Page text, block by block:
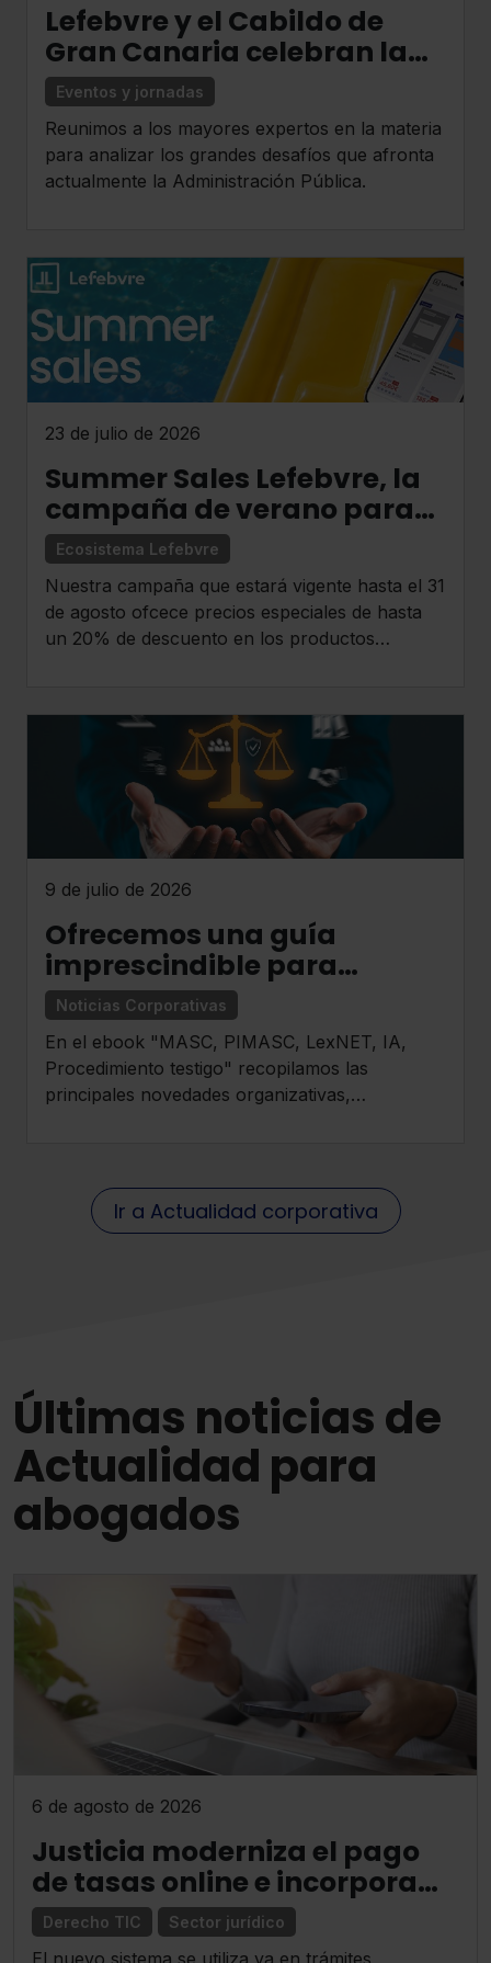
Lefebvre y el Cabildo de
Gran Canaria celebran la
primera edición del
Congreso Nacional de
Gestión Pública
Eventos y jornadas
Reunimos a los mayores expertos en la materia
para analizar los grandes desafíos que afronta
actualmente la Administración Pública.
23 de julio de 2026
Summer Sales Lefebvre, la
campaña de verano para
los productos electrónicos
Ecosistema Lefebvre
Nuestra campaña que estará vigente hasta el 31
de agosto ofcece precios especiales de hasta
un 20% de descuento en los productos
9 de julio de 2026
Ofrecemos una guía
imprescindible para
entender el impacto de la
LO 1/2025 en la
transformación del sistema
judicial
Noticias Corporativas
En el ebook "MASC, PIMASC, LexNET, IA,
Procedimiento testigo" recopilamos las
principales novedades organizativas,
Ir a Actualidad corporativa
Últimas noticias de
Actualidad para
abogados
6 de agosto de 2026
Justicia moderniza el pago
de tasas online e incorpora
nuevos métodos
Derecho TIC Sector jurídico